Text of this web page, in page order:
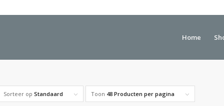
Home
Sorteer op Standaard Toon 48 Producten per pagina